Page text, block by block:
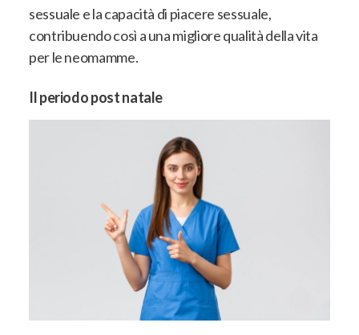
sessuale e la capacità di piacere sessuale,
contribuendo così a una migliore qualità della vita
per le neomamme.
Il periodo post natale